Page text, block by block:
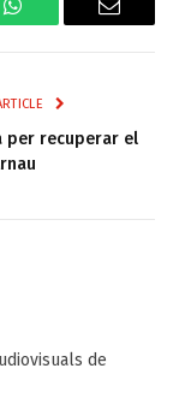
WhatsAppEmail
per recuperar el
de